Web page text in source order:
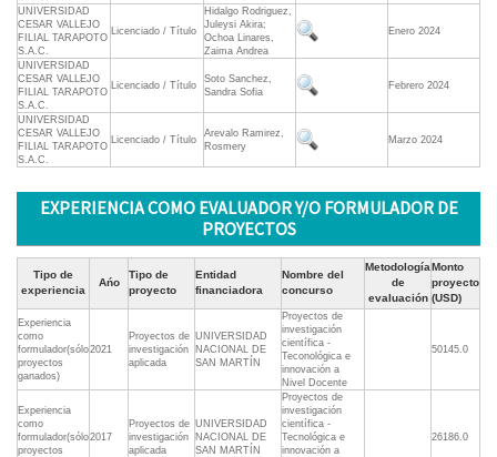
UNIVERSIDAD
CESAR VALLEJO
FILIAL TARAPOTO
S.A.C.
Licenciado / Título
Hidalgo Rodriguez,
Juleysi Akira;
Ochoa Linares,
Zaima Andrea
Enero 2024
UNIVERSIDAD
CESAR VALLEJO
FILIAL TARAPOTO
S.A.C.
Licenciado / Título
Soto Sanchez,
Sandra Sofia
Febrero 2024
UNIVERSIDAD
CESAR VALLEJO
FILIAL TARAPOTO
S.A.C.
Licenciado / Título
Arevalo Ramirez,
Rosmery
Marzo 2024
EXPERIENCIA COMO EVALUADOR Y/O FORMULADOR DE
PROYECTOS
Tipo de
experiencia
Ańo
Tipo de
proyecto
Entidad
financiadora
Nombre del
concurso
Metodología
de
evaluación
Monto
proyecto
(USD)
Experiencia
como
formulador(sólo
proyectos
ganados)
2021
Proyectos de
investigación
aplicada
UNIVERSIDAD
NACIONAL DE
SAN MARTÍN
Proyectos de
investigación
científica -
Teconológica e
innovación a
Nivel Docente
50145.0
Experiencia
como
formulador(sólo
proyectos
2017
Proyectos de
investigación
aplicada
UNIVERSIDAD
NACIONAL DE
SAN MARTÍN
Proyectos de
investigación
científica -
Tecnológica e
innovación a
26186.0